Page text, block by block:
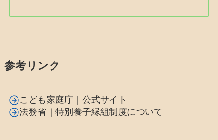
参考リンク
こども家庭庁｜公式サイト
法務省｜特別養子縁組制度について